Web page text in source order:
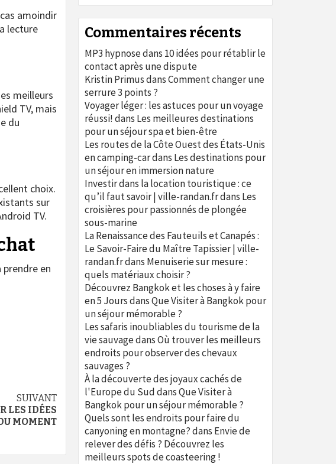
amoindir
lecture
meilleurs
TV, mais
du
choix.
sur
TV.
en
SUIVANT
LES IDÉES
MOMENT
Commentaires récents
MP3 hypnosedans 10 idées pour rétablir le
contact après une dispute
Kristin PrimusdansComment changer une
serrure 3 points ?
Voyager léger : les astuces pour un voyage
réussi!dans Les meilleures destinations
pour un séjour spa et bien-être
Les routes de la Côte Ouest des États-Unis
en camping-cardans Les destinations pour
un séjour en immersion nature
Investir dans la location touristique : ce
qu’il faut savoir | ville-randan.frdans Les
croisières pour passionnés de plongée
sous-marine
La Renaissance des Fauteuils et Canapés :
Le Savoir-Faire du Maître Tapissier | ville-
randan.frdans Menuiserie sur mesure :
quels matériaux choisir ?
Découvrez Bangkok et les choses à y faire
en 5 JoursdansQue Visiter à Bangkok pour
un séjour mémorable ?
Les safaris inoubliables du tourisme de la
vie sauvagedansOù trouver les meilleurs
endroits pour observer des chevaux
sauvages ?
À la découverte des joyaux cachés de
l'Europe du SuddansQue Visiter à
Bangkok pour un séjour mémorable ?
Quels sont les endroits pour faire du
canyoning en montagne?dans Envie de
relever des défis ? Découvrez les
meilleurs spots de coasteering !